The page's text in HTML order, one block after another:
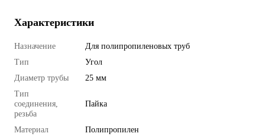
Характеристики
Назначение
Для полипропиленовых труб
Тип
Угол
Диаметр трубы
25 мм
Тип
соединения,
резьба
Пайка
Материал
Полипропилен